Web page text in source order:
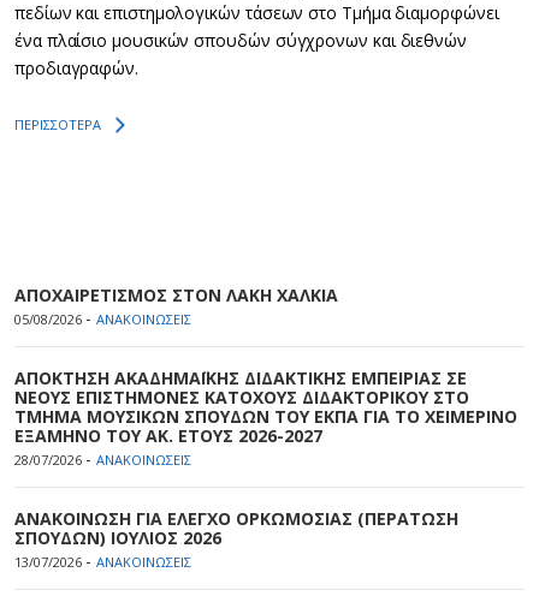
πεδίων και επιστημολογικών τάσεων στο Τμήμα διαμορφώνει
ένα πλαίσιο μουσικών σπουδών σύγχρονων και διεθνών
προδιαγραφών.
ΠΕΡΙΣΣΟΤΕΡΑ
ΑΠΟΧΑΙΡΕΤΙΣΜΟΣ ΣΤΟΝ ΛΑΚΗ ΧΑΛΚΙΑ
05/08/2026 - ΑΝΑΚΟΙΝΩΣΕΙΣ
ΑΠΟΚΤΗΣΗ ΑΚΑΔΗΜΑΪΚΗΣ ΔΙΔΑΚΤΙΚΗΣ ΕΜΠΕΙΡΙΑΣ ΣΕ
ΝΕΟΥΣ ΕΠΙΣΤΗΜΟΝΕΣ ΚΑΤΟΧΟΥΣ ΔΙΔΑΚΤΟΡΙΚΟΥ ΣΤΟ
ΤΜΗΜΑ ΜΟΥΣΙΚΩΝ ΣΠΟΥΔΩΝ ΤΟΥ ΕΚΠΑ ΓΙΑ ΤΟ ΧΕΙΜΕΡΙΝΟ
ΕΞΑΜΗΝΟ ΤΟΥ ΑΚ. ΕΤΟΥΣ 2026-2027
28/07/2026 - ΑΝΑΚΟΙΝΩΣΕΙΣ
ΑΝΑΚΟΙΝΩΣΗ ΓΙΑ ΕΛΕΓΧΟ ΟΡΚΩΜΟΣΙΑΣ (ΠΕΡΑΤΩΣΗ
ΣΠΟΥΔΩΝ) ΙΟΥΛΙΟΣ 2026
13/07/2026 - ΑΝΑΚΟΙΝΩΣΕΙΣ